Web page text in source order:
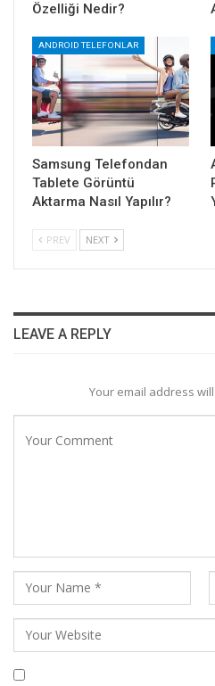
Özelliği Nedir?
ANDROID TELEFONLAR
Samsung Telefondan
Tablete Görüntü
Aktarma Nasıl Yapılır?
PREV NEXT
LEAVE A REPLY
Your email address